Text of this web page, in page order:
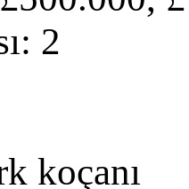
2
koçanı